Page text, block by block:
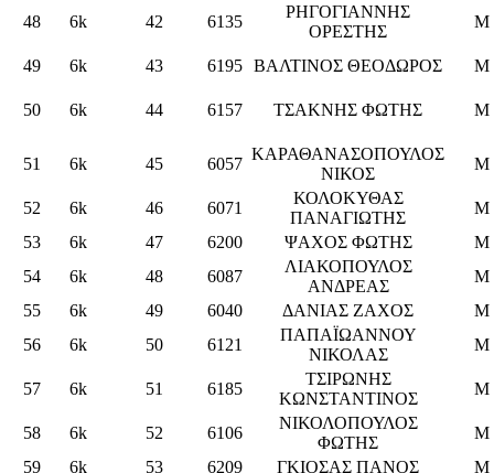
48 6k 42 6135
ΡΗΓΟΓΙΑΝΝΗΣ
ΟΡΕΣΤΗΣ
M
49 6k 43 6195 ΒΑΛΤΙΝΟΣ ΘΕΟΔΩΡΟΣ M
50 6k 44 6157 ΤΣΑΚΝΗΣ ΦΩΤΗΣ M
51 6k 45 6057
ΚΑΡΑΘΑΝΑΣΟΠΟΥΛΟΣ
ΝΙΚΟΣ
M
52 6k 46 6071
ΚΟΛΟΚΥΘΑΣ
ΠΑΝΑΓΙΩΤΗΣ
M
53
6k 47 6200 ΨΑΧΟΣ ΦΩΤΗΣ
M
54
6k 48 6087
ΛΙΑΚΟΠΟΥΛΟΣ
ΑΝΔΡΕΑΣ
M
55
6k 49 6040 ΔΑΝΙΑΣ ΖΑΧΟΣ
M
56
6k 50 6121
ΠΑΠΑΪΩΑΝΝΟΥ
ΝΙΚΟΛΑΣ
M
57 6k 51 6185
ΤΣΙΡΩΝΗΣ
ΚΩΝΣΤΑΝΤΙΝΟΣ
M
58 6k 52 6106
ΝΙΚΟΛΟΠΟΥΛΟΣ
ΦΩΤΗΣ
M
59
6k 53 6209 ΓΚΙΟΣΑΣ ΠΑΝΟΣ M